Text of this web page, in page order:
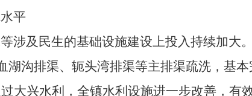
平
涉及民生的基础设施建设上投入持续加大。
湖沟排渠、轭头湾排渠等主排渠疏洗，基
大兴水利，全镇水利设施进一步改善，有